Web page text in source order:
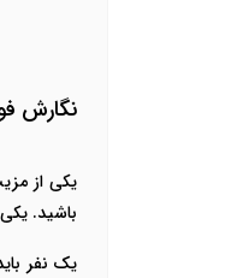
نگارش
یکی از
باشید.
یک نفر